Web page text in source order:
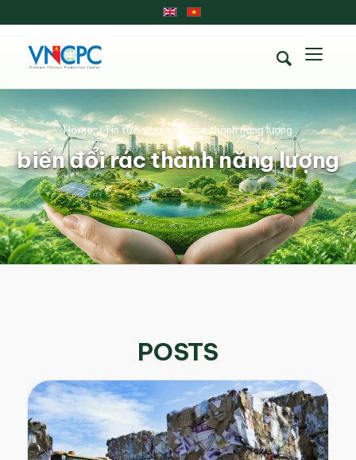
biến đổi rác thành năng lượng
Home /Tin tức /biến đổi rác thành năng lượng
POSTS